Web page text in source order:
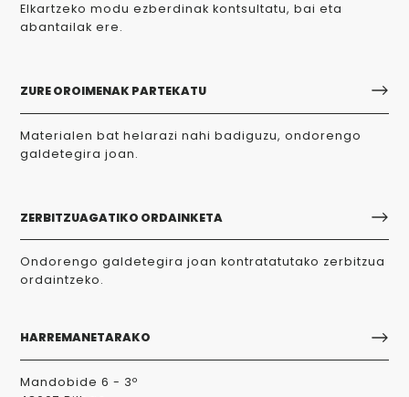
Elkartzeko modu ezberdinak kontsultatu, bai eta
abantailak ere.
ZURE OROIMENAK PARTEKATU
Materialen bat helarazi nahi badiguzu, ondorengo
galdetegira joan.
ZERBITZUAGATIKO ORDAINKETA
Ondorengo galdetegira joan kontratatutako zerbitzua
ordaintzeko.
HARREMANETARAKO
Mandobide 6 - 3º